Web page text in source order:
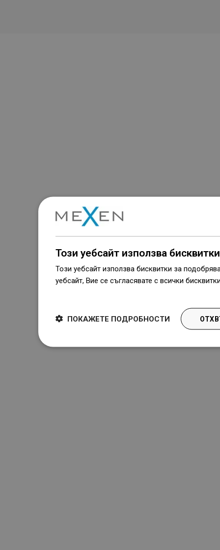
Този уебсайт използва бисквитки
Този уебсайт използва бисквитки за
уебсайт, Вие се съгласявате с всички
ПОКАЖЕТЕ ПОДРОБНОСТИ